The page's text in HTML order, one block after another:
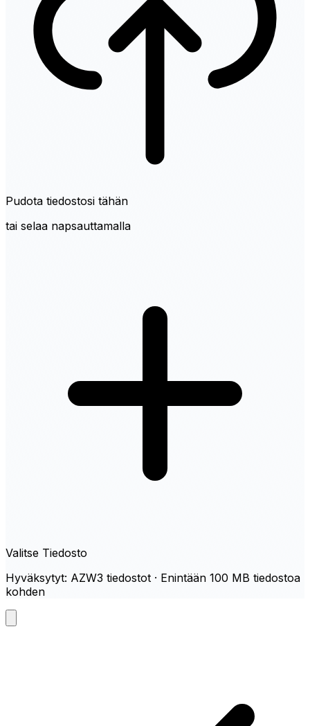
Pudota tiedostosi tähän
tai selaa napsauttamalla
Valitse Tiedosto
Hyväksytyt: AZW3 tiedostot · Enintään 100 MB tiedostoa
kohden